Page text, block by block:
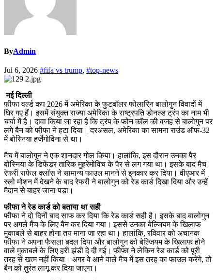
ByAdmin
Jul 6, 2026 #fifa vs trump, #top-news
नई दिल्ली
फीफा वर्ल्ड कप 2026 में अमेरिका के फुटबॉलर फोलारिन बालोगुन विवादों में
घिर गए हैं। इसमें संयुक्त राज्या अमेरिका के राष्ट्रपति डोनल्ड ट्रंप का नाम भी
चर्चा में है। दावा किया जा रहा है कि ट्रंप के फोन कॉल की वजह से बालोगुन पर
लगे बैन को फीफा ने हटा दिया। दरअसल, अमेरिका का सामना राउंड ऑफ-32
में बोस्निया हर्जेगोविना से था।
मैच में बालोगुन ने एक शानदार गोल किया। हालांकि, इस दौरान उनका पैर
बोस्निया के डिफेंडर तारिक मुहरेमोविच के पैर से लग गया था। इसके बाद मैच
रेफरी राफेल क्लॉस ने सामान्य फाउल मानने से इनकार कर दिया। वीएआर में
स्लो मोशन में देखने के बाद रेफरी ने बालोगुन को रेड कार्ड दिखा दिया और उन्हें
मैदान से बाहर जाना पड़ा।
फीफा ने रेड कार्ड को बताया था सही
फीफा ने दो दिनों बाद साफ कर दिया कि रेड कार्ड सही है। इसके बाद बालोगुन
पर अगले मैच के लिए बैन कर दिया गया। इससे उनका बेल्जियम के खिलाफ
मुकाबले से बाहर होना तय माना जा रहा था। हालांकि, रविवार को अचानक
फीफा ने अपना फैसला बदल दिया और बालोगुन को बेल्जियम के खिलाफ होने
वाले मुकाबले के लिए हरी झंडी दे दी गई। फीफा ने लेकिन रेड कार्ड को पूरी
तरह से खत्म नहीं किया। अगर वे आने वाले मैच में इस तरह का फाउल करेंगे, तो
बैन को तुरंत लागू कर दिया जाएगा।